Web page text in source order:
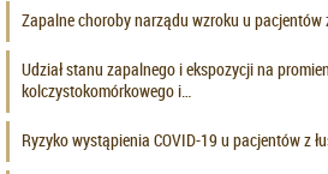
Zapalne choroby narządu wzroku u pacjentów
Udział stanu zapalnego i ekspozycji na
kolczystokomórkowego i…
Ryzyko wystąpienia COVID-19 u pacjentów z